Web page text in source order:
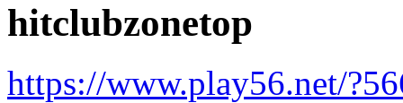
hitclubzonetop
https://www.play56.net/